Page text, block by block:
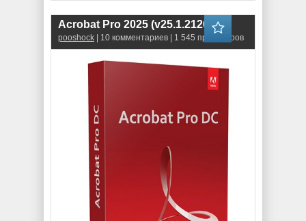
Acrobat Pro 2025 (v25.1.21265)
pooshock | 10 комментариев | 1 545 просмотров